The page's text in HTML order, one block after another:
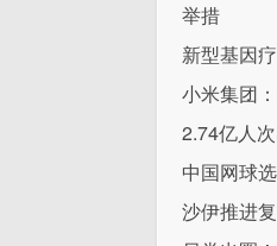
举措
新型基因
小米集团
2.74亿人
中国网球
沙伊推进